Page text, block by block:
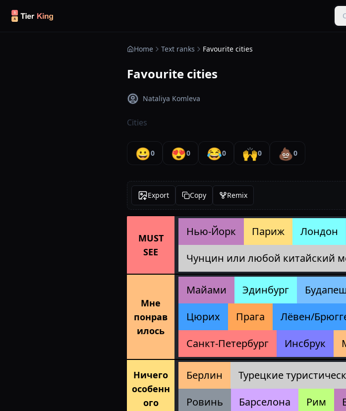
Skip to content
Home Text ranks Favourite cities
Favourite cities
Nataliya Komleva
Cities
😀0 😍0 😂0 🙌0 💩0
Export Copy Remix
MUST
SEE
Нью-Йорк Париж Лондон
Чунцин или любой китайский
Мне
понрав
илось
Майами Эдинбург
Цюрих
Прага Лёвен/
Санкт-Петербург
Инсбрук
Ничего
особенн
ого
Берлин Турецкие
Ровинь
Барселона Рим